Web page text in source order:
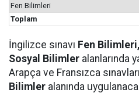
Fen Bilimleri
Toplam
İngilizce sınavı Fen
Sosyal Bilimler alanlarında
Arapça ve Fransızca
Bilimler alanında